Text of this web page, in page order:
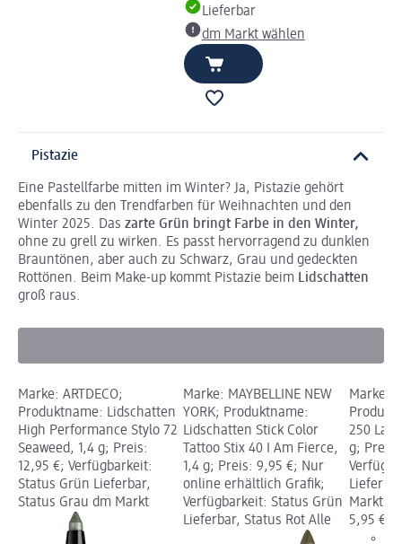
Lieferbar
dm Markt wählen
Pistazie
Eine Pastellfarbe mitten im Winter? Ja, Pistazie gehört
ebenfalls zu den Trendfarben für Weihnachten und den
Winter 2025. Das zarte Grün bringt Farbe in den Winter,
ohne zu grell zu wirken. Es passt hervorragend zu dunklen
Brauntönen, aber auch zu Schwarz, Grau und gedeckten
Rottönen. Beim Make-up kommt Pistazie beim Lidschatten
groß raus.
Marke: ARTDECO;
Produktname: Lidschatten
High Performance Stylo 72
Seaweed, 1,4 g; Preis:
12,95 €; Verfügbarkeit:
Status Grün Lieferbar,
Status Grau dm Markt
Marke: MAYBELLINE NEW
YORK; Produktname:
Lidschatten Stick Color
Tattoo Stix 40 I Am Fierce,
1,4 g; Preis: 9,95 €; Nur
online erhältlich Grafik;
Verfügbarkeit: Status Grün
Lieferbar, Status Rot Alle
Marke:
250
g; Preis:
Markt
5,95 €